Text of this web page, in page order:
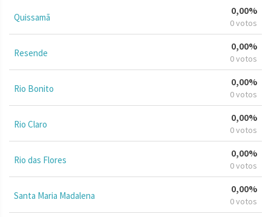
Quissamã
0,00%
0 votos
Resende
0,00%
0 votos
Rio Bonito
0,00%
0 votos
Rio Claro
0,00%
0 votos
Rio das Flores
0,00%
0 votos
Santa Maria Madalena
0,00%
0 votos